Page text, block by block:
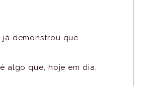
já demonstrou que
é algo que, hoje em dia,